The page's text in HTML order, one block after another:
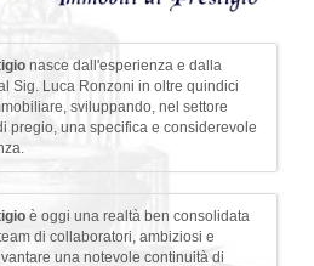
nasce dall'esperienza e dalla
Sig. Luca Ronzoni in oltre quindici
sviluppando, nel settore
pregio, una specifica e considerevole
è oggi una realtà ben consolidata
di collaboratori, ambiziosi e
una notevole continuità di